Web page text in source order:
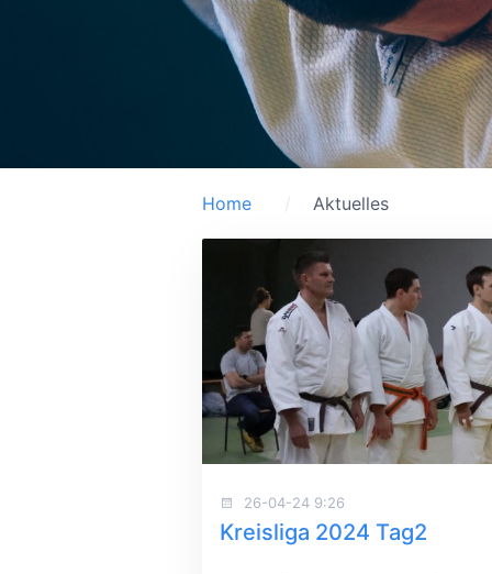
Home Aktuelles
26-04-24 9:26
Kreisliga 2024 Tag2